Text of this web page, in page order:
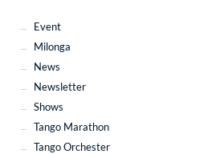
Event
Milonga
News
Newsletter
Shows
Tango Marathon
Tango Orchester